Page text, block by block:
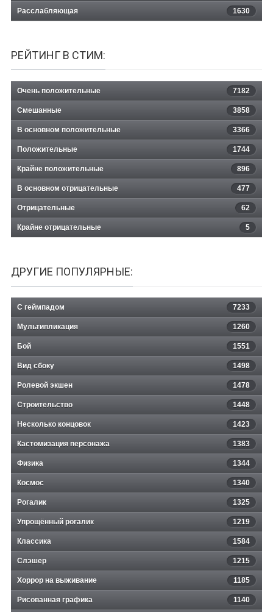
Расслабляющая 1630
РЕЙТИНГ В СТИМ:
Очень положительные 7182
Смешанные 3858
В основном положительные 3366
Положительные 1744
Крайне положительные 896
В основном отрицательные 477
Отрицательные 62
Крайне отрицательные 5
ДРУГИЕ ПОПУЛЯРНЫЕ:
С геймпадом 7233
Мультипликация 1260
Бой 1551
Вид сбоку 1498
Ролевой экшен 1478
Строительство 1448
Несколько концовок 1423
Кастомизация персонажа 1383
Физика 1344
Космос 1340
Рогалик 1325
Упрощённый рогалик 1219
Классика 1584
Слэшер 1215
Хоррор на выживание 1185
Рисованная графика 1140